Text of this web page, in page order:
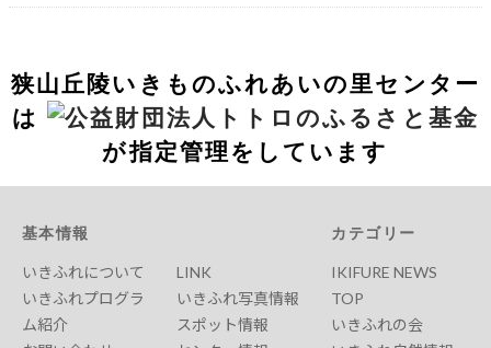
狭山丘陵いきものふれあいの里センター
は
が指定管理をしています
基本情報
いきふれについて
いきふれプログラ
ム紹介
LINK
いきふれ写真情報
スポット情報
カテゴリー
IKIFURE NEWS
TOP
いきふれの会